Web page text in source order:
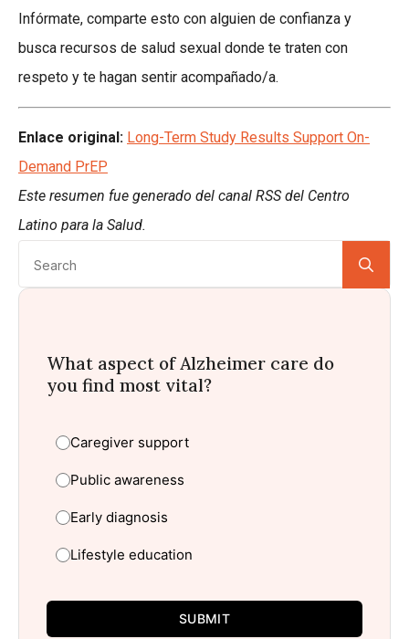
Infórmate, comparte esto con alguien de confianza y
busca recursos de salud sexual donde te traten con
respeto y te hagan sentir acompañado/a.
Enlace original: Long-Term Study Results Support On-
Demand PrEP
Este resumen fue generado del canal RSS del Centro
Latino para la Salud.
What aspect of Alzheimer care do
you find most vital?
Caregiver support
Public awareness
Early diagnosis
Lifestyle education
SUBMIT